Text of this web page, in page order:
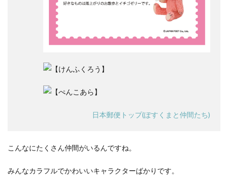
日本郵便トップ(ぽすくまと仲間たち)
こんなにたくさん仲間がいるんですね。
みんなカラフルでかわいいキャラクターばかりです。